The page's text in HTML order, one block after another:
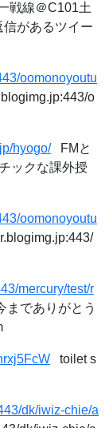
戦線＠C101土
があるツイー
oomonoyoutu
o
hyogo/FMと
ックな課外授
oomonoyoutu
mercury/test/r
までありがとう
toilet s
dk/iwiz-chie/a